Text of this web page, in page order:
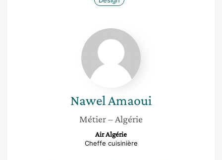
Nawel
Amaoui
NawelAmaoui
Métier– Algérie
Air Algérie
Cheffe cuisinière